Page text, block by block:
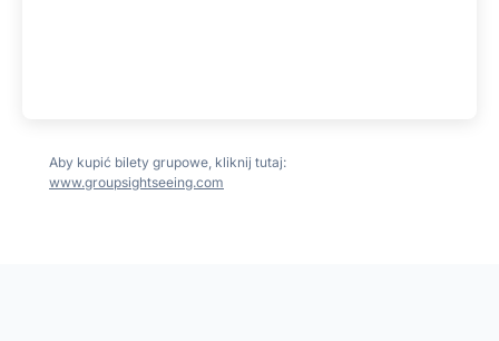
Aby kupić bilety grupowe, kliknij tutaj:
www.groupsightseeing.com